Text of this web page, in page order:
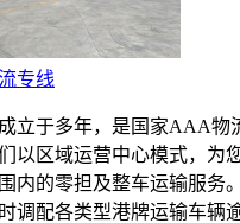
专线
立于多年，是国家AAA物
以区域运营中心模式，为
内的零担及整车运输服务
调配各类型港牌运输车辆